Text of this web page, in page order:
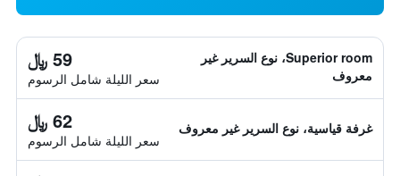
Superior room، نوع السرير غير
معروف
59 ﷼
سعر الليلة شامل الرسوم
غرفة قياسية، نوع السرير غير معروف 62 ﷼
سعر الليلة شامل الرسوم